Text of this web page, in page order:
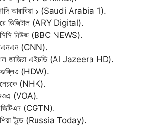
আরাবিয়া ১ (Saudi Arabia 1).
ডিজিটাল (ARY Digital).
নিউজ (BBC NEWS).
(CNN).
জাজিরা এইচডি (Al Jazeera HD).
(HDW).
(NHK).
(VOA).
(CGTN).
টুডে (Russia Today).